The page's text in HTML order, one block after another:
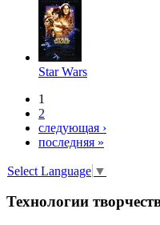
Star Wars
1
2
следующая ›
последняя »
Select Language ▼
Технологии